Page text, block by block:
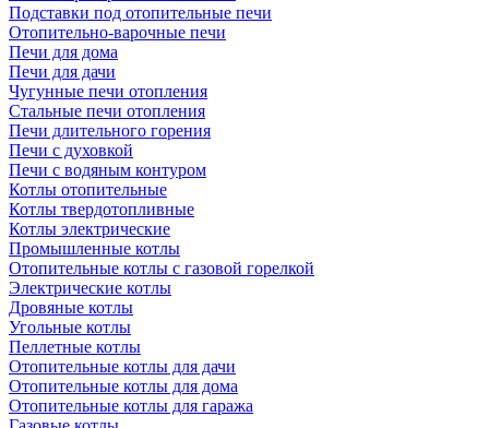
Подставки под отопительные печи
Отопительно-варочные печи
Печи для дома
Печи для дачи
Чугунные печи отопления
Стальные печи отопления
Печи длительного горения
Печи с духовкой
Печи с водяным контуром
Котлы отопительные
Котлы твердотопливные
Котлы электрические
Промышленные котлы
Отопительные котлы с газовой горелкой
Электрические котлы
Дровяные котлы
Угольные котлы
Пеллетные котлы
Отопительные котлы для дачи
Отопительные котлы для дома
Отопительные котлы для гаража